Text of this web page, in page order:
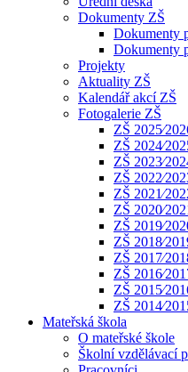
Dokumenty ZŠ
Dokumenty
Dokumenty
Projekty
Aktuality ZŠ
Kalendář akcí ZŠ
Fotogalerie ZŠ
ZŠ
ZŠ
ZŠ
ZŠ
ZŠ
ZŠ
ZŠ
ZŠ
ZŠ
ZŠ
ZŠ
ZŠ
Mateřská škola
O mateřské škole
Školní vzdělávací